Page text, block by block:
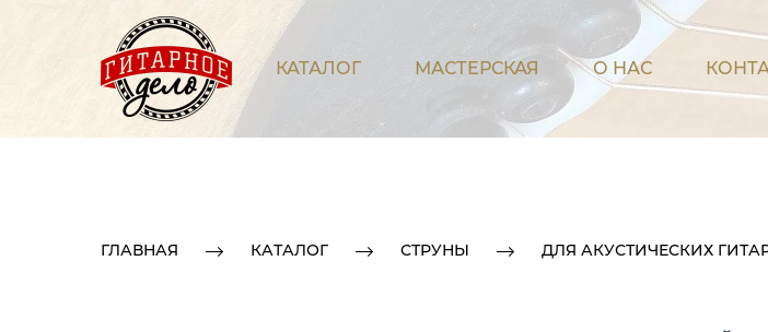
КАТАЛОГ МАСТЕРСКАЯ О НАС
ГЛАВНАЯ КАТАЛОГ СТРУНЫ ДЛЯ АКУСТИЧЕСКИХ